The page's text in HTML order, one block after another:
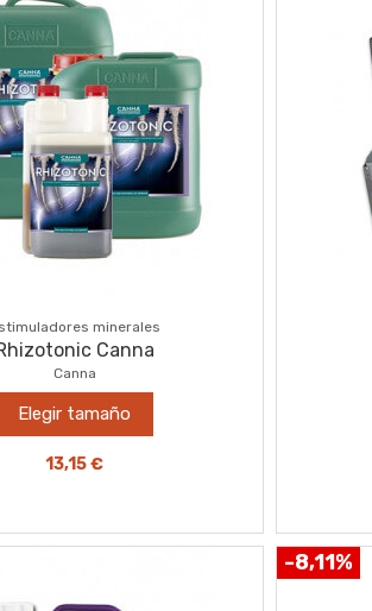
minerales
Canna
Canna
Elegir tamaño
13,15 €
-8,11%